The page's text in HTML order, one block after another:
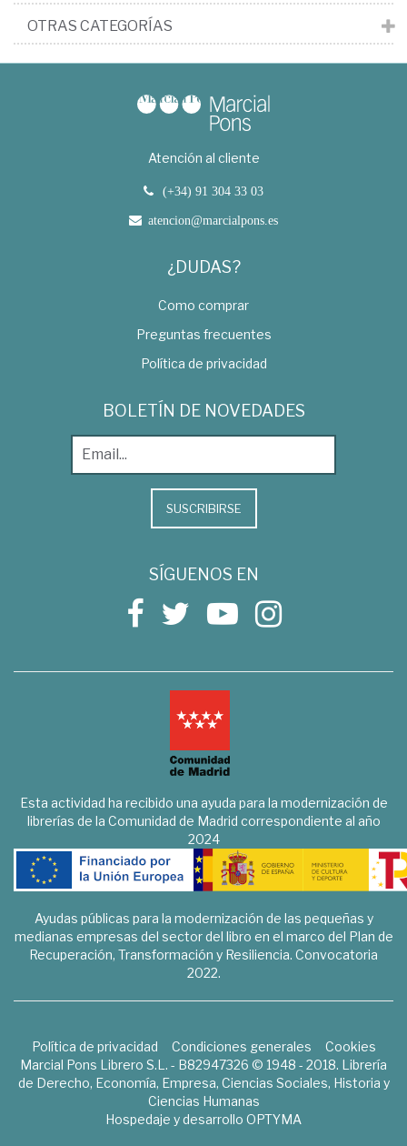
OTRAS CATEGORÍAS
Atención al cliente
(+34) 91 304 33 03
atencion@marcialpons.es
¿DUDAS?
Como comprar
Preguntas frecuentes
Política de privacidad
BOLETÍN DE NOVEDADES
SUSCRIBIRSE
SÍGUENOS EN
Esta actividad ha recibido una ayuda para la modernización de
librerías de la Comunidad de Madrid correspondiente al año
2024
Ayudas públicas para la modernización de las pequeñas y
medianas empresas del sector del libro en el marco del Plan de
Recuperación, Transformación y Resiliencia. Convocatoria
2022.
Política de privacidad Condiciones generales
Cookies
Marcial Pons Librero S.L. - B82947326 © 1948 - 2018. Librería
de Derecho, Economía, Empresa, Ciencias Sociales, Historia y
Ciencias Humanas
Hospedaje y desarrollo OPTYMA